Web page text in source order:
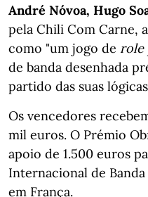
André Nóvoa, Hugo
pela Chili Com Carne,
como "um jogo de role
de banda desenhada
partido das suas
Os vencedores
mil euros. O Prémio
apoio de 1.500 euros
Internacional de
em França.